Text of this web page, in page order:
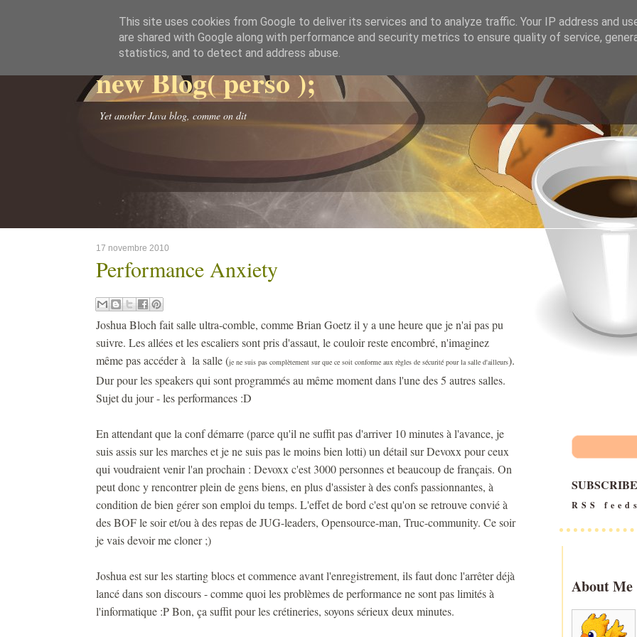
new Blog( perso );
Yet another Java blog, comme on dit
17 novembre 2010
Performance Anxiety
Joshua Bloch fait salle ultra-comble, comme Brian Goetz il y a une heure que je n'ai pas pu
suivre. Les allées et les escaliers sont pris d'assaut, le couloir reste encombré, n'imaginez
même pas accéder à la salle (je ne suis pas complètement sur que ce soit conforme aux règles de sécurité pour la salle d'ailleurs).
Dur pour les speakers qui sont programmés au même moment dans l'une des 5 autres salles.
Sujet du jour - les performances :D
En attendant que la conf démarre (parce qu'il ne suffit pas d'arriver 10 minutes à l'avance, je
suis assis sur les marches et je ne suis pas le moins bien lotti) un détail sur Devoxx pour ceux
qui voudraient venir l'an prochain : Devoxx c'est 3000 personnes et beaucoup de français. On
peut donc y rencontrer plein de gens biens, en plus d'assister à des confs passionnantes, à
condition de bien gérer son emploi du temps. L'effet de bord c'est qu'on se retrouve convié à
des BOF le soir et/ou à des repas de JUG-leaders, Opensource-man, Truc-community. Ce soir
je vais devoir me cloner ;)
Joshua est sur les starting blocs et commence avant l'enregistrement, ils faut donc l'arrêter déjà
lancé dans son discours - comme quoi les problèmes de performance ne sont pas limités à
l'informatique :P Bon, ça suffit pour les crétineries, soyons sérieux deux minutes.
SUBSCRIBE
RSS
About Me
This site uses cookies from Google to deliver its services and to analyze traffic. Your IP address and
are shared with Google along with performance and security metrics to ensure quality of service,
statistics, and to detect and address abuse.